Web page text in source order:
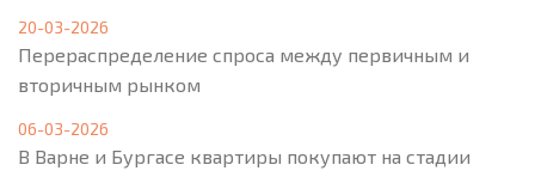
20-03-2026
Перераспределение спроса между первичным и
вторичным рынком
06-03-2026
В Варне и Бургасе квартиры покупают на стадии